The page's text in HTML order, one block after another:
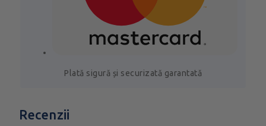
Plată sigură și securizată garantată
Recenzii